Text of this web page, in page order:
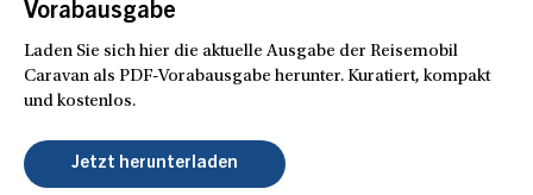
Vorabausgabe
Laden Sie sich hier die aktuelle Ausgabe der Reisemobil
Caravan als PDF-Vorabausgabe herunter. Kuratiert, kompakt
und kostenlos.
Jetzt herunterladen